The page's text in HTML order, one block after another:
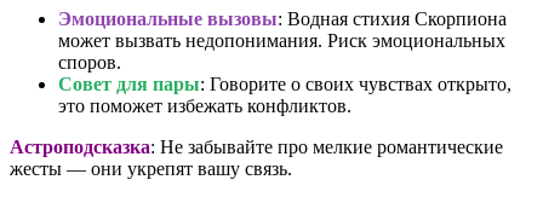
Эмоциональные вызовы: Водная стихия Скорпиона
может вызвать недопонимания. Риск эмоциональных
споров.
Совет для пары: Говорите о своих чувствах открыто,
это поможет избежать конфликтов.
Астроподсказка: Не забывайте про мелкие романтические
жесты — они укрепят вашу связь.